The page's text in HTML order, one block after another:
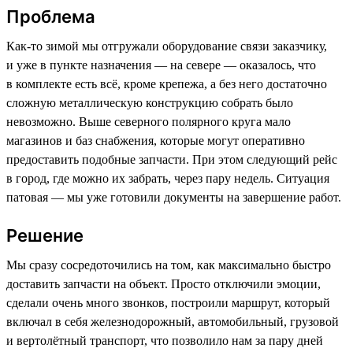
Проблема
Как-то зимой мы отгружали оборудование связи заказчику,
и уже в пункте назначения — на севере — оказалось, что
в комплекте есть всё, кроме крепежа, а без него достаточно
сложную металлическую конструкцию собрать было
невозможно. Выше северного полярного круга мало
магазинов и баз снабжения, которые могут оперативно
предоставить подобные запчасти. При этом следующий рейс
в город, где можно их забрать, через пару недель. Ситуация
патовая — мы уже готовили документы на завершение работ.
Решение
Мы сразу сосредоточились на том, как максимально быстро
доставить запчасти на объект. Просто отключили эмоции,
сделали очень много звонков, построили маршрут, который
включал в себя железнодорожный, автомобильный, грузовой
и вертолётный транспорт, что позволило нам за пару дней